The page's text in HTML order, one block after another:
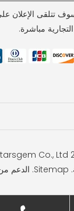
تتلقى الإعلان على
مباشرة.
Sitemap. الدعم